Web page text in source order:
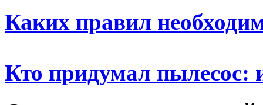
Каких правил
Кто придумал пылесос: